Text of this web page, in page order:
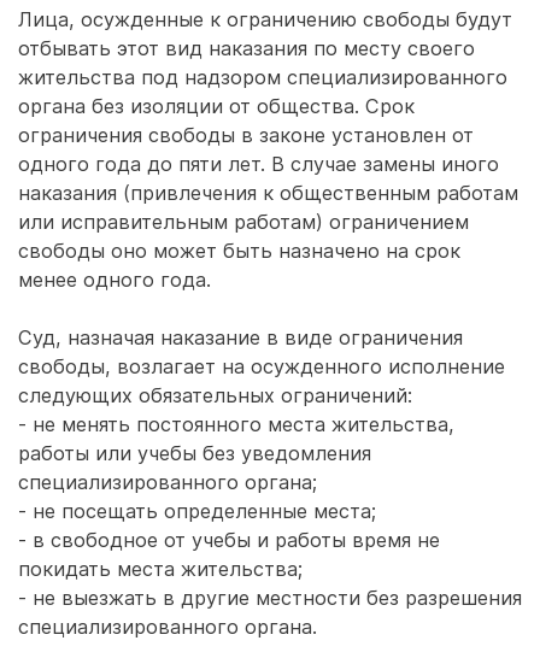
Лица, осужденные к ограничению свободы будут
отбывать этот вид наказания по месту своего
жительства под надзором специализированного
органа без изоляции от общества. Срок
ограничения свободы в законе установлен от
одного года до пяти лет. В случае замены иного
наказания (привлечения к общественным работам
или исправительным работам) ограничением
свободы оно может быть назначено на срок
менее одного года.
Суд, назначая наказание в виде ограничения
свободы, возлагает на осужденного исполнение
следующих обязательных ограничений:
- не менять постоянного места жительства,
работы или учебы без уведомления
специализированного органа;
- не посещать определенные места;
- в свободное от учебы и работы время не
покидать места жительства;
- не выезжать в другие местности без разрешения
специализированного органа.